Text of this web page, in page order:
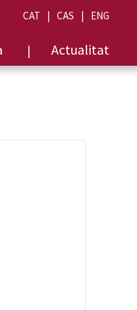
CAT CAS ENG
Actualitat